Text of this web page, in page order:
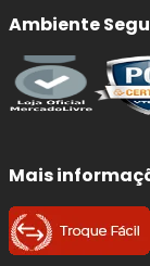
Ambiente
Mais